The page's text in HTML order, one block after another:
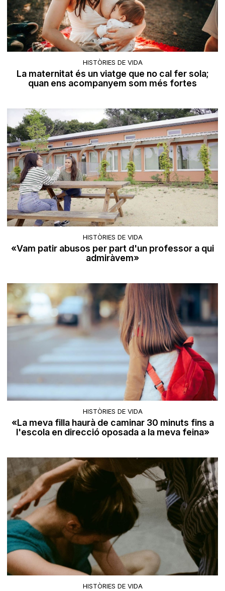
HISTÒRIES DE VIDA
La maternitat és un viatge que no cal fer sola;
quan ens acompanyem som més fortes
HISTÒRIES DE VIDA
«Vam patir abusos per part d'un professor a qui
admiràvem»
HISTÒRIES DE VIDA
«La meva filla haurà de caminar 30 minuts fins a
l'escola en direcció oposada a la meva feina»
HISTÒRIES DE VIDA